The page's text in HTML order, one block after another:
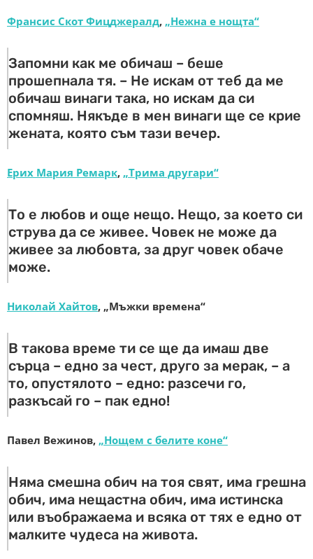
Франсис Скот Фицджералд, „Нежна е нощта“
Запомни как ме обичаш – беше
прошепнала тя. – Не искам от теб да ме
обичаш винаги така, но искам да си
спомняш. Някъде в мен винаги ще се крие
жената, която съм тази вечер.
Ерих Мария Ремарк, „Трима другари“
То е любов и още нещо. Нещо, за което си
струва да се живее. Човек не може да
живее за любовта, за друг човек обаче
може.
Николай Хайтов, „Мъжки времена“
В такова време ти се ще да имаш две
сърца – едно за чест, друго за мерак, – а
то, опустялото – едно: разсечи го,
разкъсай го – пак едно!
Павел Вежинов, „Нощем с белите коне“
Няма смешна обич на тоя свят, има грешна
обич, има нещастна обич, има истинска
или въображаема и всяка от тях е едно от
малките чудеса на живота.